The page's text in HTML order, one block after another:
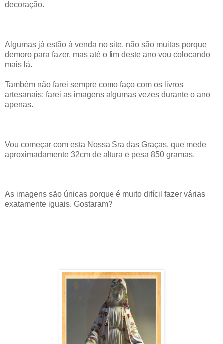
decoração.
Algumas já estão á venda no site, não são muitas porque
demoro para fazer, mas até o fim deste ano vou colocando
mais lá.
Também não farei sempre como faço com os livros
artesanais; farei as imagens algumas vezes durante o ano
apenas.
Vou começar com esta Nossa Sra das Graças, que mede
aproximadamente 32cm de altura e pesa 850 gramas.
As imagens são únicas porque é muito difícil fazer várias
exatamente iguais. Gostaram?